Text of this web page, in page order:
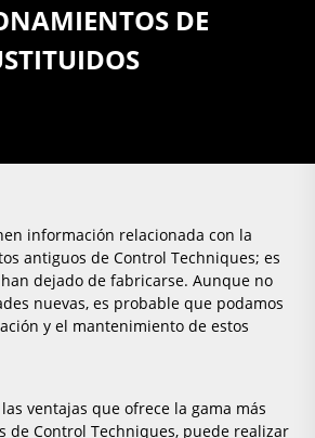
DE
información relacionada con la
antiguos de Control Techniques; es
dejado de fabricarse. Aunque no
nuevas, es probable que podamos
y el mantenimiento de estos
ventajas que ofrece la gama más
de Control Techniques, puede realizar